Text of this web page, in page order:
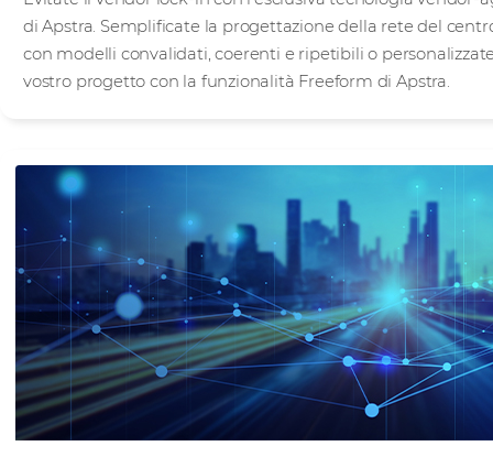
di Apstra. Semplificate la progettazione della rete del
con modelli convalidati, coerenti e ripetibili o
vostro progetto con la funzionalità Freeform di Apstra.